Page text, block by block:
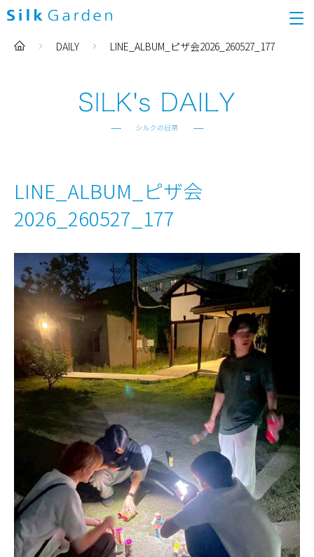
DAILY LINE_ALBUM_ピザ会2026_260527_177
LINE_ALBUM_ピザ会
2026_260527_177